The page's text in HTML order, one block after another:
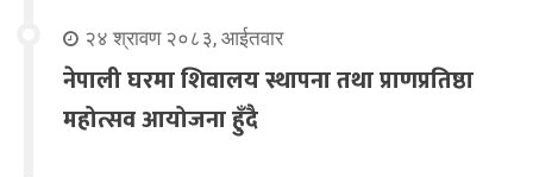
२४ श्रावण २०८३, आईतवार
नेपाली घरमा शिवालय स्थापना तथा प्राणप्रतिष्ठा
महोत्सव आयोजना हुँदै